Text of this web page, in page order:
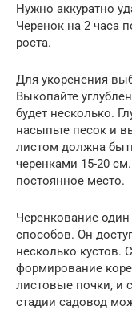
Нужно аккуратно
Черенок на 2 часа
роста.
Для укоренения
Выкопайте
будет несколько.
насыпьте песок и
листом должна
черенками 15-20
постоянное место.
Черенкование
способов. Он
несколько
формирование
листовые почки, и
стадии садовод